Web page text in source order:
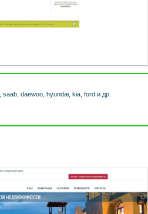
daewoo, hyundai, kia, ford и др.